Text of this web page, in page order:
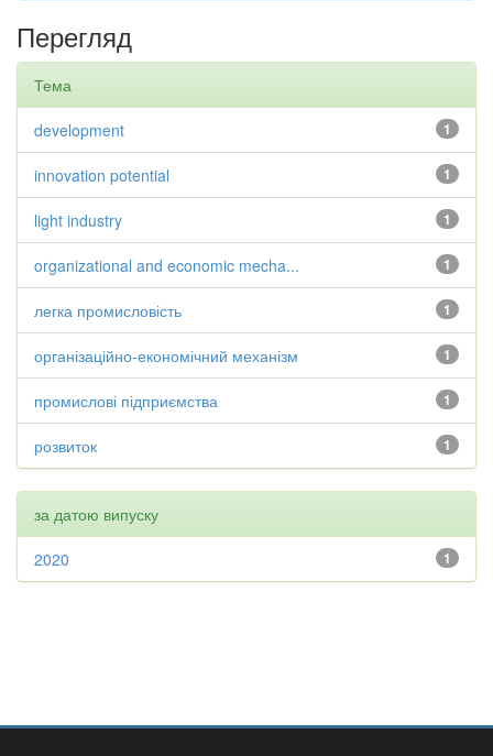
Перегляд
Тема
1
development
1
innovation potential
1
light industry
1
organizational and economic mecha...
1
легка промисловість
1
організаційно-економічний механізм
1
промислові підприємства
1
розвиток
за датою випуску
1
2020